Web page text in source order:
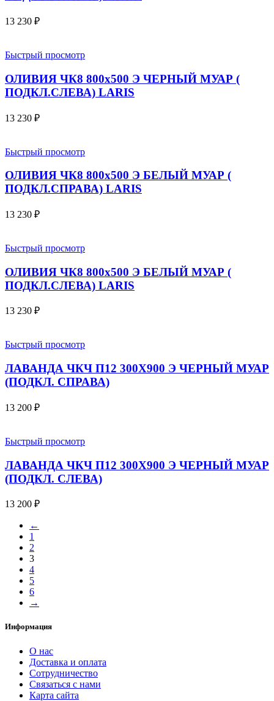
13 230 ₽
Быстрый просмотр
ОЛИВИЯ ЧК8 800х500 Э ЧЕРНЫЙ МУАР (
ПОДКЛ.СЛЕВА) LARIS
13 230 ₽
Быстрый просмотр
ОЛИВИЯ ЧК8 800х500 Э БЕЛЫЙ МУАР (
ПОДКЛ.СПРАВА) LARIS
13 230 ₽
Быстрый просмотр
ОЛИВИЯ ЧК8 800х500 Э БЕЛЫЙ МУАР (
ПОДКЛ.СЛЕВА) LARIS
13 230 ₽
Быстрый просмотр
ЛАВАНДА ЧКЧ П12 300Х900 Э ЧЕРНЫЙ МУАР
(ПОДКЛ. СПРАВА)
13 200 ₽
Быстрый просмотр
ЛАВАНДА ЧКЧ П12 300Х900 Э ЧЕРНЫЙ МУАР
(ПОДКЛ. СЛЕВА)
13 200 ₽
←
1
2
3
4
5
6
→
Информация
О нас
Доставка и оплата
Сотрудничество
Связаться с нами
Карта сайта